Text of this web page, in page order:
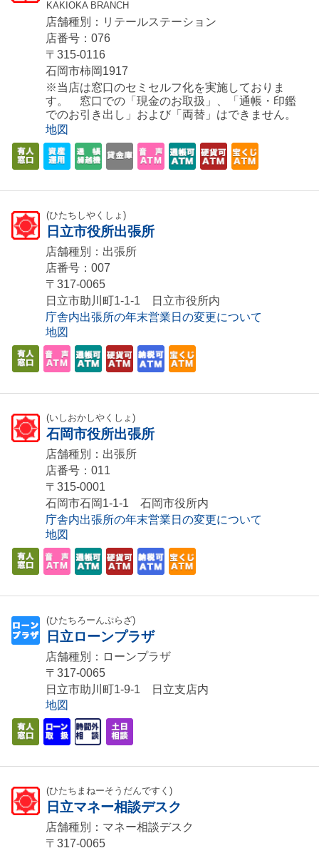
KAKIOKA BRANCH
店舗種別：リテールステーション
店番号：076
〒315-0116
石岡市柿岡1917
※当店は窓口のセミセルフ化を実施しておりま
す。 窓口での「現金のお取扱」、「通帳・印鑑
でのお引き出し」および「両替」はできません。
地図
(ひたちしやくしょ)
日立市役所出張所
店舗種別：出張所
店番号：007
〒317-0065
日立市助川町1-1-1 日立市役所内
庁舎内出張所の年末営業日の変更について
地図
(いしおかしやくしょ)
石岡市役所出張所
店舗種別：出張所
店番号：011
〒315-0001
石岡市石岡1-1-1 石岡市役所内
庁舎内出張所の年末営業日の変更について
地図
(ひたちろーんぷらざ)
日立ローンプラザ
店舗種別：ローンプラザ
〒317-0065
日立市助川町1-9-1 日立支店内
地図
(ひたちまねーそうだんですく)
日立マネー相談デスク
店舗種別：マネー相談デスク
〒317-0065